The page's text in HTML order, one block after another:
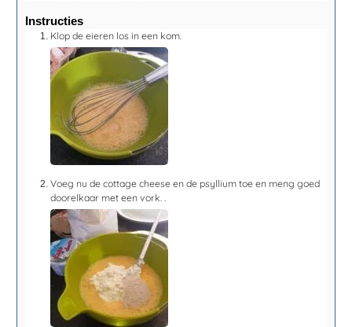
Instructies
Klop de eieren los in een kom.
Voeg nu de cottage cheese en de psyllium toe en meng goed
doorelkaar met een vork. .